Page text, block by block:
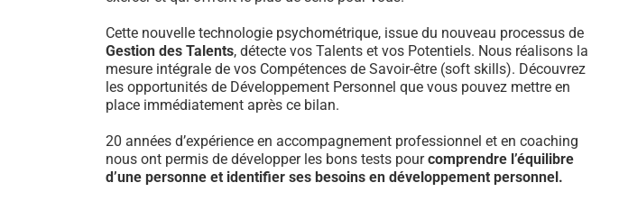
Cette nouvelle technologie psychométrique, issue du nouveau processus de
Gestion des Talents, détecte vos Talents et vos Potentiels. Nous réalisons la
mesure intégrale de vos Compétences de Savoir-être (soft skills). Découvrez
les opportunités de Développement Personnel que vous pouvez mettre en
place immédiatement après ce bilan.
20 années d’expérience en accompagnement professionnel et en coaching
nous ont permis de développer les bons tests pourcomprendre l’équilibre
d’une personne et identifier ses besoins en développement personnel.